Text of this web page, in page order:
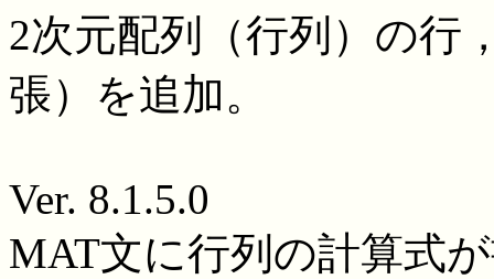
2次元配列（行列）の行
張）を追加。
Ver. 8.1.5.0
MAT文に行列の計算式